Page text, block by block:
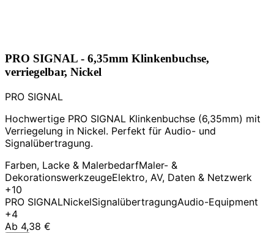
PRO SIGNAL - 6,35mm Klinkenbuchse,
verriegelbar, Nickel
PRO SIGNAL
Hochwertige PRO SIGNAL Klinkenbuchse (6,35mm) mit
Verriegelung in Nickel. Perfekt für Audio- und
Signalübertragung.
Farben, Lacke & MalerbedarfMaler- &
DekorationswerkzeugeElektro, AV, Daten & Netzwerk
+10
PRO SIGNALNickelSignalübertragungAudio-Equipment
+4
Ab 4,38 €